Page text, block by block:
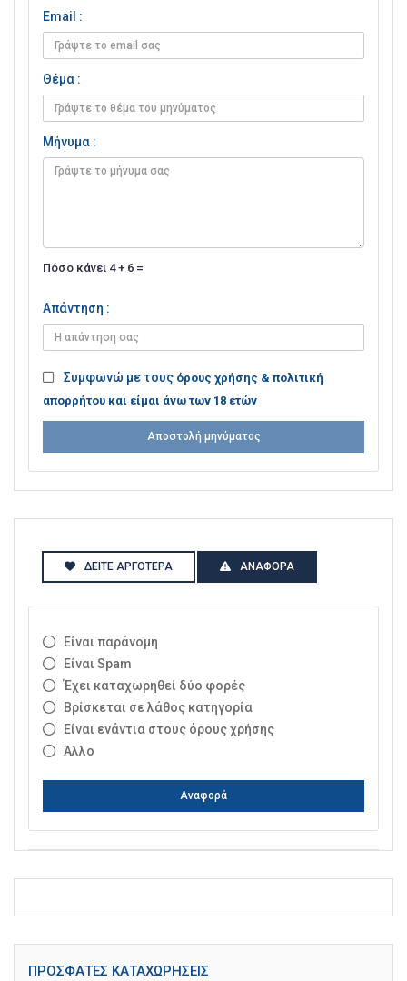
Email :
Θέμα :
Μήνυμα :
Πόσο κάνει 4 + 6 =
Απάντηση :
Συμφωνώ με τους όρους χρήσης & πολιτική
απορρήτου και είμαι άνω των 18 ετών
Αποστολή μηνύματος
ΔΕΊΤΕ ΑΡΓΌΤΕΡΑ ΑΝΑΦΟΡΆ
Είναι παράνομη
Είναι Spam
Έχει καταχωρηθεί δύο φορές
Βρίσκεται σε λάθος κατηγορία
Είναι ενάντια στους όρους χρήσης
Άλλο
Αναφορά
ΠΡΌΣΦΑΤΕΣ ΚΑΤΑΧΩΡΉΣΕΙΣ